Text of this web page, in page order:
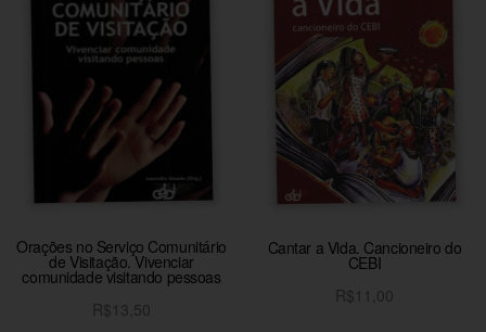
Orações no Serviço Comunitário
de Visitação. Vivenciar
comunidade visitando pessoas
R$ 13,50
Cantar a Vida. Cancioneiro do
CEBI
R$ 11,00